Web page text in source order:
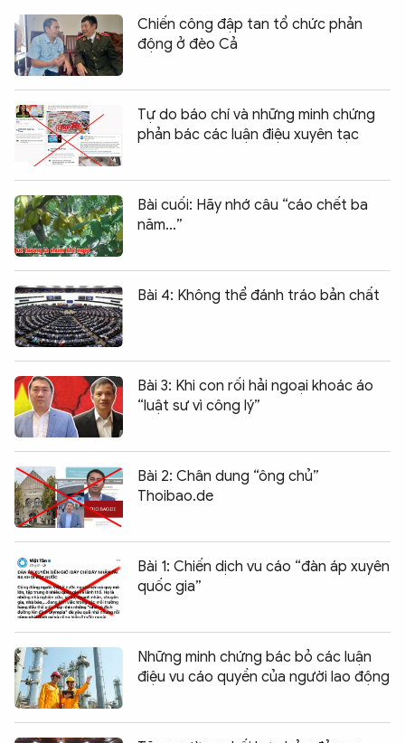
Chiến công đập tan tổ chức phản
động ở đèo Cả
Tự do báo chí và những minh chứng
phản bác các luận điệu xuyên tạc
Bài cuối: Hãy nhớ câu “cáo chết ba
năm…”
Bài 4: Không thể đánh tráo bản chất
Bài 3: Khi con rối hải ngoại khoác áo
“luật sư vì công lý”
Bài 2: Chân dung “ông chủ”
Thoibao.de
Bài 1: Chiến dịch vu cáo “đàn áp xuyên
quốc gia”
Những minh chứng bác bỏ các luận
điệu vu cáo quyền của người lao động